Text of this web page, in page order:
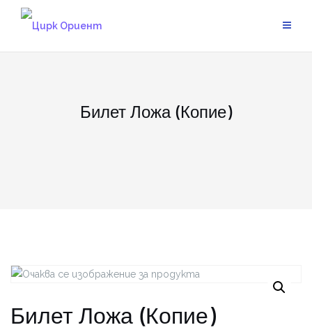
Билет Ложа (Копие)
Билет Ложа (Копие)